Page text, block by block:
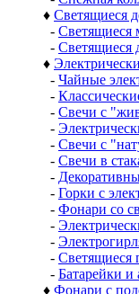
♦ Светящиеся
- Светящиеся
- Светящиеся
♦
- Чайные
-
- Свечи с
-
- Свечи с
- Свечи в
-
- Горки с
- Фонари со
-
-
- Светящиеся
- Батарейки и
♦ Фонари с